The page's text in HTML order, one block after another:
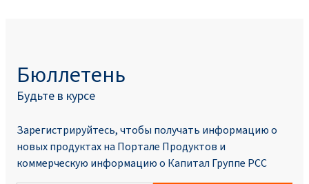
Бюллетень
Будьте в курсе
Зарегистрируйтесь, чтобы получать информацию о
новых продуктах на Портале Продуктoв и
коммерческую информацию о Капитал Группе PCC